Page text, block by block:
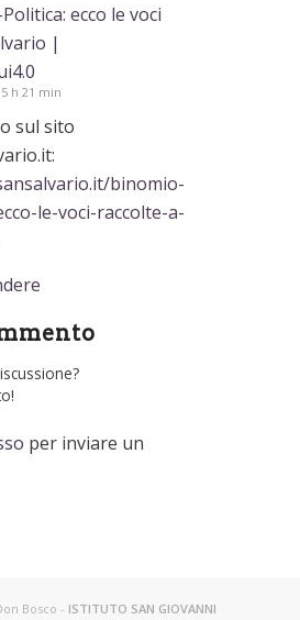
ecco le voci
|
h 21 min
sul sito
binomio-
le-voci-raccolte-a-
per inviare un
Bosco - ISTITUTO SAN GIOVANNI